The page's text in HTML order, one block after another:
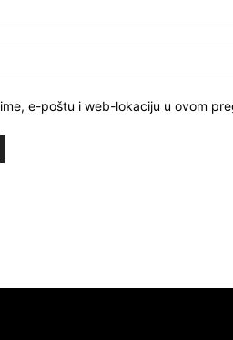
e-poštu i web-lokaciju u ovom